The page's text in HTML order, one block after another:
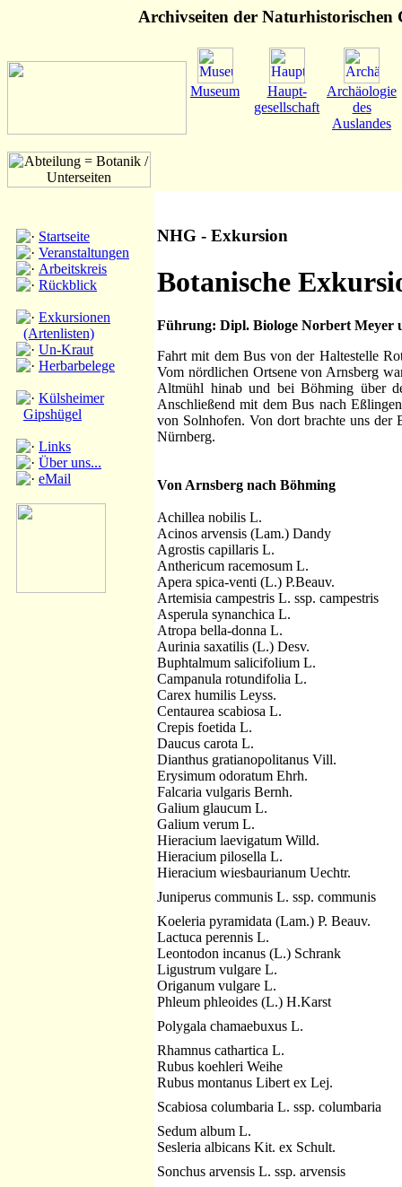
Archivseiten der Naturhistorischen
Museum
Haupt-
gesellschaft
Archäologie
des
Auslandes
Startseite
Veranstaltungen
Arbeitskreis
Rückblick
Exkursionen
(Artenlisten)
Un-Kraut
Herbarbelege
Külsheimer
Gipshügel
Links
Über uns...
eMail
NHG - Exkursion
Botanische
Führung: Dipl. Biologe Norbert Meyer
Fahrt mit dem Bus von der Haltestelle
Vom nördlichen Ortsene von Arnsberg
Altmühl hinab und bei Böhming über
Anschließend mit dem Bus nach
von Solnhofen. Von dort brachte uns
Nürnberg.
Von Arnsberg nach Böhming
Achillea nobilis L.
Acinos arvensis (Lam.) Dandy
Agrostis capillaris L.
Anthericum racemosum L.
Apera spica-venti (L.) P.Beauv.
Artemisia campestris L. ssp. campestris
Asperula synanchica L.
Atropa bella-donna L.
Aurinia saxatilis (L.) Desv.
Buphtalmum salicifolium L.
Campanula rotundifolia L.
Carex humilis Leyss.
Centaurea scabiosa L.
Crepis foetida L.
Daucus carota L.
Dianthus gratianopolitanus Vill.
Erysimum odoratum Ehrh.
Falcaria vulgaris Bernh.
Galium glaucum L.
Galium verum L.
Hieracium laevigatum Willd.
Hieracium pilosella L.
Hieracium wiesbaurianum Uechtr.
Juniperus communis L. ssp. communis
Koeleria pyramidata (Lam.) P. Beauv.
Lactuca perennis L.
Leontodon incanus (L.) Schrank
Ligustrum vulgare L.
Origanum vulgare L.
Phleum phleoides (L.) H.Karst
Polygala chamaebuxus L.
Rhamnus cathartica L.
Rubus koehleri Weihe
Rubus montanus Libert ex Lej.
Scabiosa columbaria L. ssp. columbaria
Sedum album L.
Sesleria albicans Kit. ex Schult.
Sonchus arvensis L. ssp. arvensis